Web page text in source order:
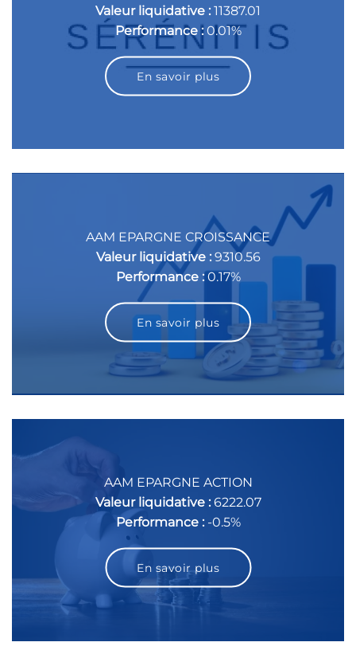
Valeur liquidative : 11387.01
Performance : 0.01%
En savoir plus
AAM EPARGNE CROISSANCE
Valeur liquidative : 9310.56
Performance : 0.17%
En savoir plus
AAM EPARGNE ACTION
Valeur liquidative : 6222.07
Performance : -0.5%
En savoir plus